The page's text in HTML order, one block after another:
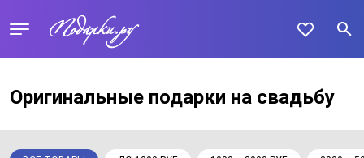
Оригинальные подарки на свадьбу